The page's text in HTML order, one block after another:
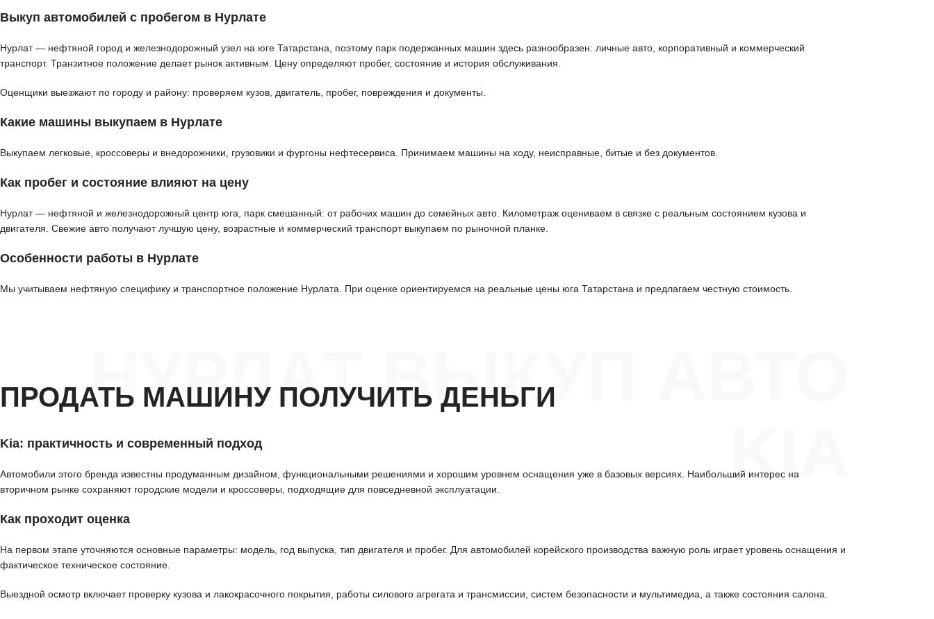
Выкуп автомобилей с пробегом в Нурлате
Нурлат — нефтяной город и железнодорожный узел на юге Татарстана, поэтому парк подержанных машин здесь разнообразен: личные авто, корпоративный и коммерческий
транспорт. Транзитное положение делает рынок активным. Цену определяют пробег, состояние и история обслуживания.
Оценщики выезжают по городу и району: проверяем кузов, двигатель, пробег, повреждения и документы.
Какие машины выкупаем в Нурлате
Выкупаем легковые, кроссоверы и внедорожники, грузовики и фургоны нефтесервиса. Принимаем машины на ходу, неисправные, битые и без документов.
Как пробег и состояние влияют на цену
Нурлат — нефтяной и железнодорожный центр юга, парк смешанный: от рабочих машин до семейных авто. Километраж оцениваем в связке с реальным состоянием кузова и
двигателя. Свежие авто получают лучшую цену, возрастные и коммерческий транспорт выкупаем по рыночной планке.
Особенности работы в Нурлате
Мы учитываем нефтяную специфику и транспортное положение Нурлата. При оценке ориентируемся на реальные цены юга Татарстана и предлагаем честную стоимость.
НУРЛАТ ВЫКУП АВТО
KIA
ПРОДАТЬ МАШИНУ ПОЛУЧИТЬ ДЕНЬГИ
Kia: практичность и современный подход
Автомобили этого бренда известны продуманным дизайном, функциональными решениями и хорошим уровнем оснащения уже в базовых версиях. Наибольший интерес на
вторичном рынке сохраняют городские модели и кроссоверы, подходящие для повседневной эксплуатации.
Как проходит оценка
На первом этапе уточняются основные параметры: модель, год выпуска, тип двигателя и пробег. Для автомобилей корейского производства важную роль играет уровень оснащения и
фактическое техническое состояние.
Выездной осмотр включает проверку кузова и лакокрасочного покрытия, работы силового агрегата и трансмиссии, систем безопасности и мультимедиа, а также состояния салона.